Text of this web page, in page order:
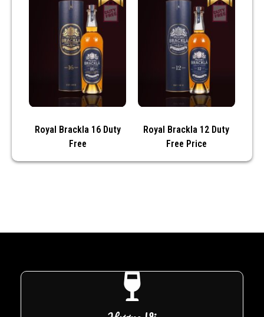
Royal Brackla 16 Duty
Free
Royal Brackla 12 Duty
Free Price